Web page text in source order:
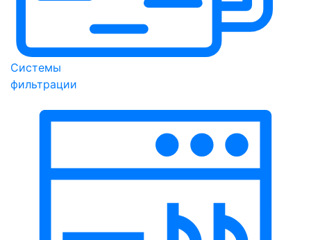
Системы
фильтрации